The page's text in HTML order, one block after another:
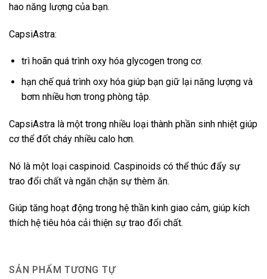
hao năng lượng của bạn.
CapsiAstra:
trì hoãn quá trình oxy hóa glycogen trong cơ.
hạn chế quá trình oxy hóa giúp bạn giữ lại năng lượng và
bơm nhiều hơn trong phòng tập.
CapsiAstra là một trong nhiều loại thành phần sinh nhiệt giúp
cơ thể đốt cháy nhiều calo hơn.
Nó là một loại caspinoid. Caspinoids có thể thúc đẩy sự
trao đổi chất và ngăn chặn sự thèm ăn.
Giúp tăng hoạt động trong hệ thần kinh giao cảm, giúp kích
thích hệ tiêu hóa cải thiện sự trao đổi chất.
SẢN PHẨM TƯƠNG TỰ